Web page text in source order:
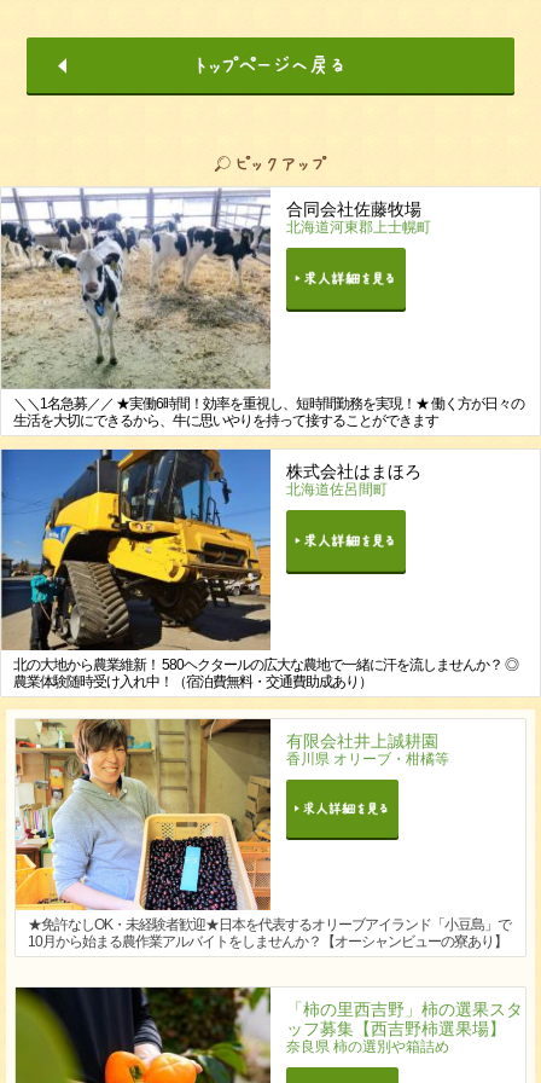
合同会社佐藤牧場
北海道河東郡上士幌町
＼＼1名急募／／ ★実働6時間！効率を重視し、短時間勤務を実現！★ 働く方が日々の
生活を大切にできるから、牛に思いやりを持って接することができます
株式会社はまほろ
北海道佐呂間町
北の大地から農業維新！ 580ヘクタールの広大な農地で一緒に汗を流しませんか？ ◎
農業体験随時受け入れ中！（宿泊費無料・交通費助成あり）
有限会社井上誠耕園
香川県 オリーブ・柑橘等
★免許なしOK・未経験者歓迎★日本を代表するオリーブアイランド「小豆島」で
10月から始まる農作業アルバイトをしませんか？【オーシャンビューの寮あり】
「柿の里西吉野」柿の選果スタ
ッフ募集【西吉野柿選果場】
奈良県 柿の選別や箱詰め